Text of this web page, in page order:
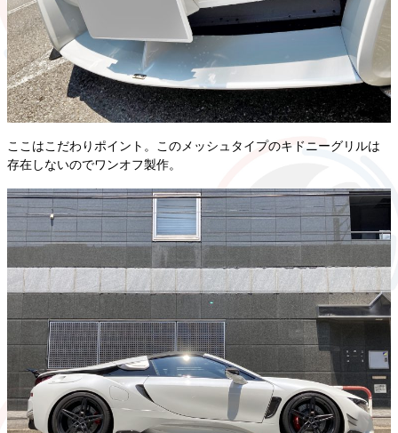
ここはこだわりポイント。このメッシュタイプのキドニーグリルは
存在しないのでワンオフ製作。